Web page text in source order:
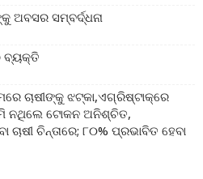
ଅବସର ସମ୍ବର୍ଦ୍ଧନା
ବ୍ୟକ୍ତି
ଚାଷୀଙ୍କୁ ଝଟ୍‌କା,ଏଗ୍ରିଷ୍ଟାକ୍‌ରେ
ନଥିଲେ ଟୋକନ ଅନିଶ୍ଚିତ,
ଚିନ୍ତାରେ; ୮୦% ପ୍ରଭାବିତ ହେବା